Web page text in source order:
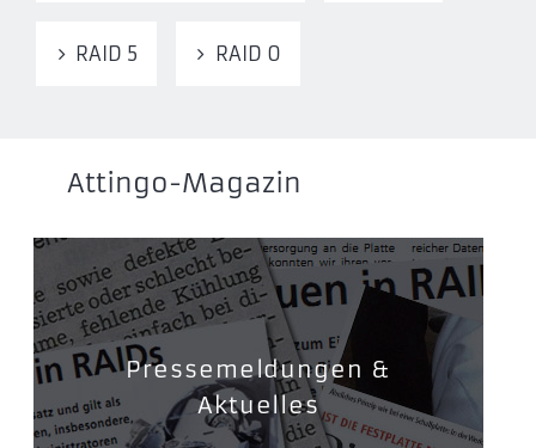
RAID 5 RAID 0
Attingo-Magazin
Pressemeldungen &
Aktuelles